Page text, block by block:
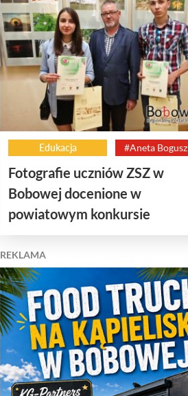
Edukacja #Aneta Bogusz
Fotografie uczniów ZSZ w
Bobowej docenione w
powiatowym konkursie
REKLAMA